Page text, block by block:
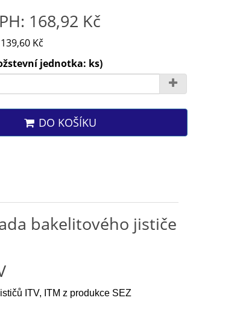
168,92 Kč
Kč
jednotka: ks)
DO KOŠÍKU
bakelitového jističe
ITV, ITM z produkce SEZ